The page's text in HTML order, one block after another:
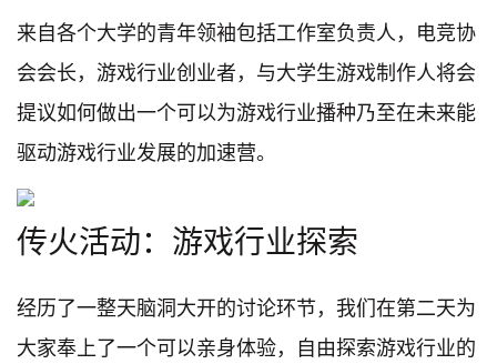
来⾃各个⼤学的⻘年领袖包括⼯作室负责⼈，电竞协
会会⻓，游戏⾏业创业者，与⼤学⽣游戏制作⼈将会
提议如何做出⼀个可以为游戏⾏业播种乃⾄在未来能
驱动游戏⾏业发展的加速营。
传火活动：游戏行业探索
经历了一整天脑洞大开的讨论环节，我们在第二天为
大家奉上了一个可以亲身体验，自由探索游戏行业的